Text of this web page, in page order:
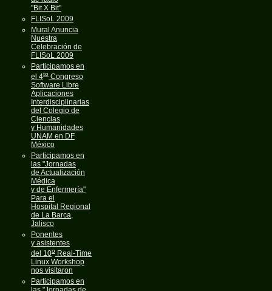
"Bit X Bit"
FLISoL 2009
Mural Anuncia
Nuestra
Celebración de
FLISoL 2009
Participamos en
el 4toCongreso
Software Libre
Aplicaciones
Interdisciplinarias
del Colegio de
Ciencias
y Humanidades
UNAM en DF
México
Participamos en
las "Jornadas
de Actualización
Médica
y de Enfermería"
Para el
Hospital Regional
de La Barca,
Jalisco
Ponentes
y asistentes
del 10oReal-Time
Linux Workshop
nos visitaron
Participamos en